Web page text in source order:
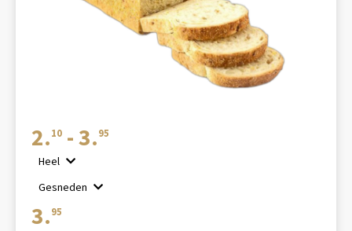
2. 10 -3. 95
Heel
Gesneden
3. 95